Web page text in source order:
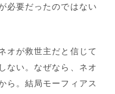
必要だったのではない
オが救世主だと信じて
ない。なぜなら、ネオ
ら。結局モーフィアス